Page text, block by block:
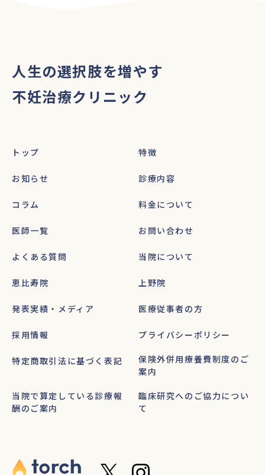
人生の選択肢を増やす
不妊治療クリニック
トップ 特徴
お知らせ 診療内容
コラム 料金について
医師一覧 お問い合わせ
よくある質問 当院について
恵比寿院 上野院
発表実績・メディア 医療従事者の方
採用情報 プライバシーポリシー
特定商取引法に基づく表記
保険外併用療養費制度のご
案内
当院で算定している診療報
酬のご案内
臨床研究へのご協力につい
て